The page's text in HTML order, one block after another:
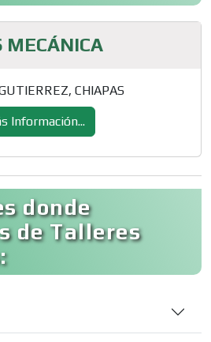
MECÁNICA
CHIAPAS
Información...
donde
de Talleres